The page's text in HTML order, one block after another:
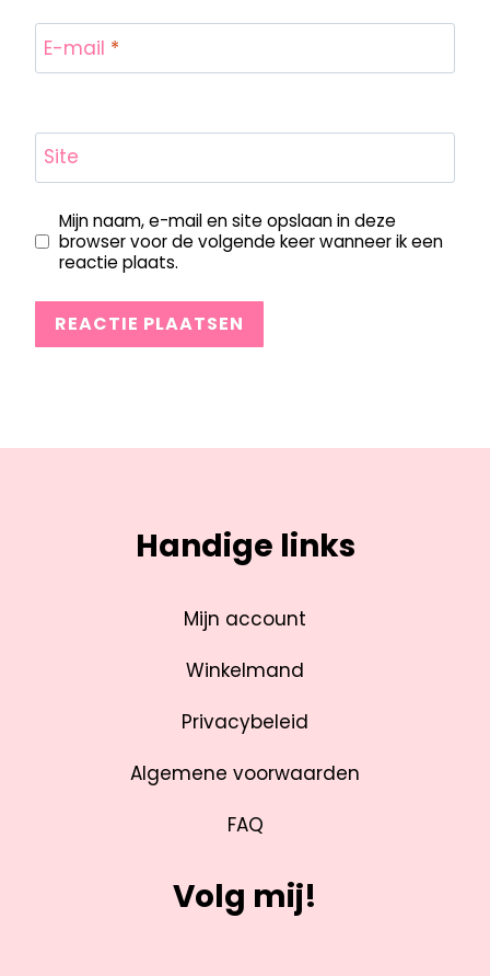
E-mail *
Site
Mijn naam, e-mail en site opslaan in deze
browser voor de volgende keer wanneer ik een
reactie plaats.
Handige links
Mijn account
Winkelmand
Privacybeleid
Algemene voorwaarden
FAQ
Volg mij!